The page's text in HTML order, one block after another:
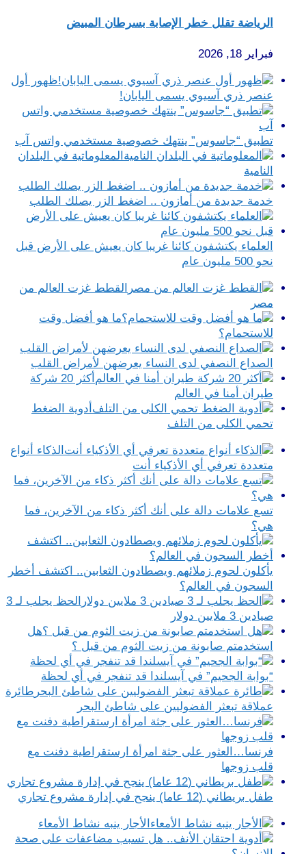
الرياضة تقلل خطر الإصابة بسرطان المبيض
فبراير 18, 2026
ظهور أول
عنصر ذري آسيوي يسمى اليابان!
تطبيق “جاسوس” ينتهك خصوصية مستخدمي واتس آب
المعلوماتية في البلدان
النامية
خدمة جديدة من أمازون .. اضغط الزر يصلك الطلب
العلماء يكتشفون كائنا غريبا كان يعيش على الأرض قبل
نحو 500 مليون عام
القطط غزت العالم من
مصر
ما هو أفضل وقت
للاستحمام؟
الصداع النصفي لدى النساء يعرضهن لأمراض القلب
أكثر 20 شركة
طيران أمنا في العالم
أدوية الضغط
تحمي الكلى من التلف
الذكاء أنواع
متعددة تعرفي أي الأذكياء أنت
تسع علامات دالة على أنك أكثر ذكاء من الآخرين، فما
هي؟
يأكلون لحوم زملائهم ويصطادون الثعابين.. اكتشف أخطر
السجون في العالم؟
الحظ يجلب لـ 3
صيادين 3 ملايين دولار
هل
استخدمتم صابونة من زيت الثوم من قبل ؟
“بوابة الجحيم” في آيسلندا قد تنفجر في أي لحظة
طائرة
عملاقة تبعثر الفضوليين على شاطئ البحر
فرنسا…العثور على جثة امرأة ارستقراطية دفنت مع
قلب زوجها
طفل بريطاني (12 عاما) ينجح في إدارة مشروع تجاري
الأجار ينبه نشاط الأمعاء